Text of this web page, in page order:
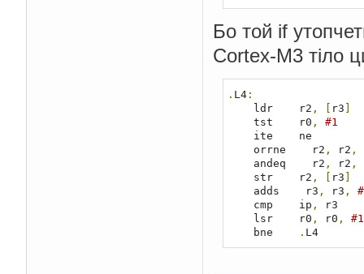
Бо той if
Cortex-M3 тіло
. L4:
    ldr    r2
, r3
    tst    r0
,
#1
ite
    orrne    r2
, r2 ,
    andeq    r2
, r2 ,
    str    r2
, r3
    adds    r3
, r3 ,
    cmp    ip
,
    lsr    r0
, r0 ,
    bne
.